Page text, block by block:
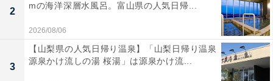
2
mの海洋深層水風呂。富山県の人気日帰...
2026/08/06
3
【山梨県の人気日帰り温泉】「山梨日帰り温泉
源泉かけ流しの湯 桜湯」は源泉かけ流...